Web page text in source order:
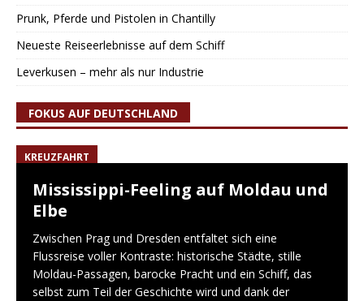
Prunk, Pferde und Pistolen in Chantilly
Neueste Reiseerlebnisse auf dem Schiff
Leverkusen – mehr als nur Industrie
FOKUS AUF DEUTSCHLAND
KREUZFAHRT
Mississippi-Feeling auf Moldau und
Elbe
Zwischen Prag und Dresden entfaltet sich eine
Flussreise voller Kontraste: historische Städte, stille
Moldau-Passagen, barocke Pracht und ein Schiff, das
selbst zum Teil der Geschichte wird und dank der